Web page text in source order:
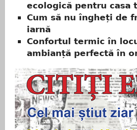
ecologică pentru casa
Cum să nu îngheți de
iarnă
Confortul termic în
ambianță perfectă în